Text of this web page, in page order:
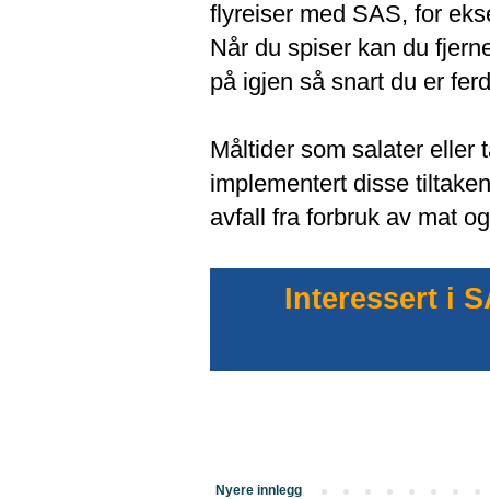
flyreiser med SAS, for
Når du spiser kan du
på igjen så snart du er
Måltider som salater eller
implementert disse
avfall fra forbruk av mat
Interessert i
Nyere innlegg